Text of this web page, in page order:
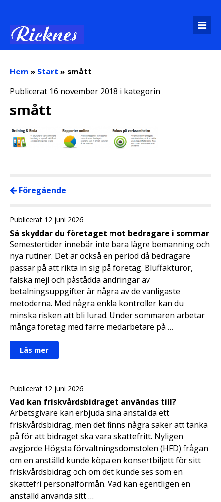
Hem » Start » smått
Publicerat 16 november 2018 i kategorin
smått
Föregående
Publicerat 12 juni 2026
Så skyddar du företaget mot bedragare i sommar
Semestertider innebär inte bara lägre bemanning och
nya rutiner. Det är också en period då bedragare
passar på att rikta in sig på företag. Bluffakturor,
falska mejl och påstådda ändringar av
betalningsuppgifter är några av de vanligaste
metoderna. Med några enkla kontroller kan du
minska risken att bli lurad. Under sommaren arbetar
många företag med färre medarbetare på …
Läs mer
Publicerat 12 juni 2026
Vad kan friskvårdsbidraget användas till?
Arbetsgivare kan erbjuda sina anställda ett
friskvårdsbidrag, men det finns några saker att tänka
på för att bidraget ska vara skattefritt. Nyligen
avgjorde Högsta förvaltningsdomstolen (HFD) frågan
om en anställd kunde köpa en konsertbiljett för sitt
friskvårdsbidrag och om det kunde ses som en
skattefri personalförmån. Vad kan egentligen en
anställd använda sitt …